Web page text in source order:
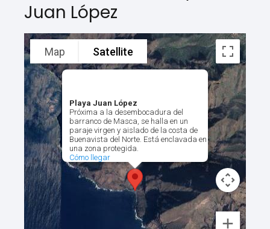
Juan López
Playa Juan López
Próxima a la desembocadura del
barranco de Masca, se halla en un
paraje virgen y aislado de la costa de
Buenavista del Norte. Está enclavada en
una zona protegida.
Cómo llegar
Map Satellite